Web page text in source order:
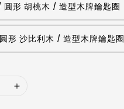
可拆 / 圓形 胡桃木 / 造型木牌鑰匙圈
可拆 / 圓形 沙比利木 / 造型木牌鑰匙圈